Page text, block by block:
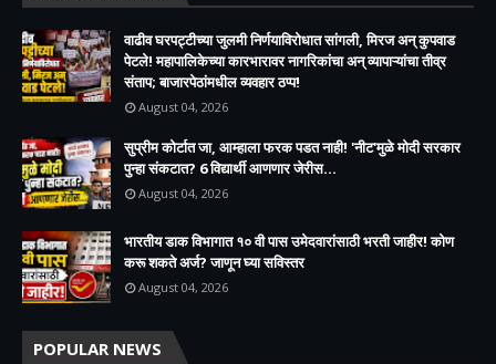
वाढीव घरपट्टीच्या जुलमी निर्णयाविरोधात सांगली, मिरज अन् कुपवाड
पेटले! महापालिकेच्या कारभारावर नागरिकांचा अन् व्यापाऱ्यांचा तीव्र
संताप; बाजारपेठांमधील व्यवहार ठप्प!​
August 04, 2026
सुप्रीम कोर्टात जा, आम्हाला फरक पडत नाही! 'नीट'मुळे मोदी सरकार
पुन्हा संकटात? 6 विद्यार्थी आणणार जेरीस...
August 04, 2026
भारतीय डाक विभागात १० वी पास उमेदवारांसाठी भरती जाहीर! कोण
करू शकते अर्ज? जाणून घ्या सविस्तर
August 04, 2026
POPULAR NEWS